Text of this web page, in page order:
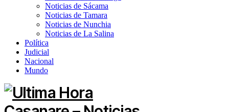
Noticias de Sácama
Noticias de Tamara
Noticias de Nunchia
Noticias de La Salina
Política
Judicial
Nacional
Mundo